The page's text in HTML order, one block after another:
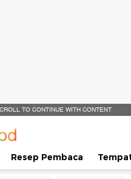
TO CONTINUE WITH CONTENT
Resep Pembaca